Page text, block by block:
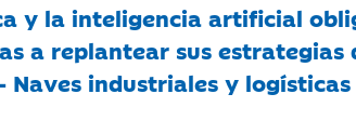
y la inteligencia artificial
a replantear sus estrategias
Naves industriales y logísticas